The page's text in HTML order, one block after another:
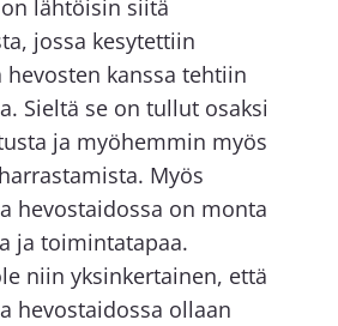
on lähtöisin siitä
jossa kesytettiin
kanssa tehtiin
Sieltä se on tullut osaksi
ja myöhemmin myös
Myös
hevostaidossa on monta
ja toimintatapaa.
niin yksinkertainen, että
hevostaidossa ollaan